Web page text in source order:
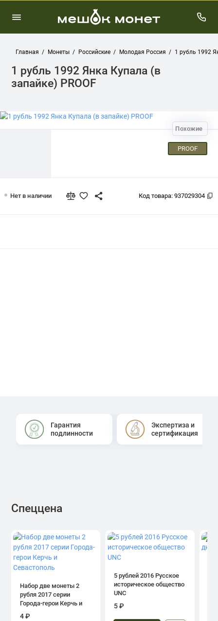
Главная Монеты Российские Молодая Россия 1 рубль 1992
1 рубль 1992 Янка Купала (в
запайке) PROOF
Похожие
PROOF
Нет в наличии Код товара: 937029304
Гарантия
подлинности
Экспертиза и
сертификация
Спеццена
Набор две монеты 2
рубля 2017 серии
Города-герои Керчь и
Севастополь
4 ₽
5 рублей 2016 Русское
историческое общество
UNC
5 ₽
4.0